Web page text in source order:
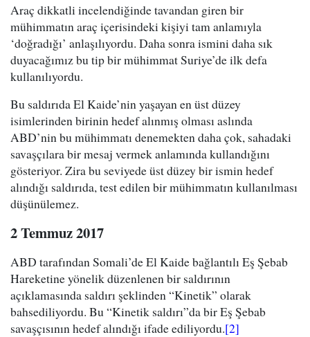
Araç dikkatli incelendiğinde tavandan giren bir
mühimmatın araç içerisindeki kişiyi tam anlamıyla
‘doğradığı’ anlaşılıyordu. Daha sonra ismini daha sık
duyacağımız bu tip bir mühimmat Suriye’de ilk defa
kullanılıyordu.
Bu saldırıda El Kaide’nin yaşayan en üst düzey
isimlerinden birinin hedef alınmış olması aslında
ABD’nin bu mühimmatı denemekten daha çok, sahadaki
savaşçılara bir mesaj vermek anlamında kullandığını
gösteriyor. Zira bu seviyede üst düzey bir ismin hedef
alındığı saldırıda, test edilen bir mühimmatın kullanılması
düşünülemez.
2 Temmuz 2017
ABD tarafından Somali’de El Kaide bağlantılı Eş Şebab
Hareketine yönelik düzenlenen bir saldırının
açıklamasında saldırı şeklinden “Kinetik” olarak
bahsediliyordu. Bu “Kinetik saldırı”da bir Eş Şebab
savaşçısının hedef alındığı ifade ediliyordu.[2]